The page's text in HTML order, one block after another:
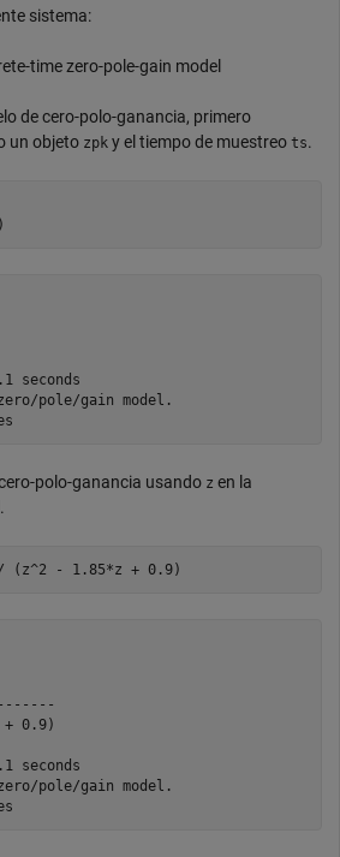
sistema:
time zero-pole-gain model
de cero-polo-ganancia, primero
un objeto zpk y el tiempo de muestreo ts.
seconds
pole/gain model.
polo-ganancia usando z en la
- 1.85*z + 0.9)
0.9)
seconds
pole/gain model.